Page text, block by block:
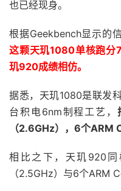
也已经现身。
根据Geekbench显示的信
这颗天玑1080单核跑
玑920成绩相仿。
据悉，天玑1080是联发
台积电6nm制程工艺，
（2.6GHz），6个ARM
相比之下，天玑920
（2.5GHz）与6个ARM